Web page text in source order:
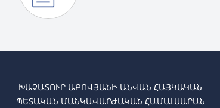
ԽԱՉԱՏՈՒՐ ԱԲՈՎՅԱՆԻ ԱՆՎԱՆ ՀԱՅԿԱԿԱՆ
ՊԵՏԱԿԱՆ ՄԱՆԿԱՎԱՐԺԱԿԱՆ ՀԱՄԱԼՍԱՐԱՆ